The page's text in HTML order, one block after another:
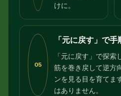
けに。
05
「元に戻す」で
「元に戻す」で探索
筋を巻き戻して逆方
ンを見る目を育てま
はありません。